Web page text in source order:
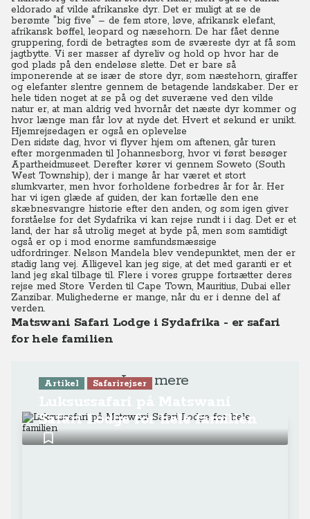
eldorado af vilde afrikanske dyr. Det er muligt at se de
berømte "big five" – de fem store, løve, afrikansk elefant,
afrikansk bøffel, leopard og næsehorn. De har fået denne
gruppering, fordi de betragtes som de sværeste dyr at få som
jagtbytte. Vi ser masser af dyreliv og hold op hvor har de
god plads på den endeløse slette. Det er bare så
imponerende at se især de store dyr, som næstehorn, giraffer
og elefanter slentre gennem de betagende landskaber. Der er
hele tiden noget at se på og det suveræne ved den vilde
natur er, at man aldrig ved hvornår det næste dyr kommer og
hvor længe man får lov at nyde det. Hvert et sekund er unikt.
Hjemrejsedagen er også en oplevelse
Den sidste dag, hvor vi flyver hjem om aftenen, går turen
efter morgenmaden til Johannesborg, hvor vi først besøger
Apartheidmuseet. Derefter kører vi gennem Soweto (South
West Township), der i mange år har været et stort
slumkvarter, men hvor forholdene forbedres år for år. Her
har vi igen glæde af guiden, der kan fortælle den ene
skæbnesvangre historie efter den anden, og som igen giver
forståelse for det Sydafrika vi kan rejse rundt i i dag. Det er et
land, der har så utrolig meget at byde på, men som samtidigt
også er op i mod enorme samfundsmæssige
udfordringer. Nelson Mandela blev vendepunktet, men der er
stadig lang vej. Alligevel kan jeg sige, at det med garanti er et
land jeg skal tilbage til. Flere i vores gruppe fortsætter deres
rejse med Store Verden til Cape Town, Mauritius, Dubai eller
Zanzibar. Mulighederne er mange, når du er i denne del af
verden.
Matswani Safari Lodge i Sydafrika - er safari
for hele familien
Læs mere
Artikel Safarirejser
Safari Lodge for hele familien